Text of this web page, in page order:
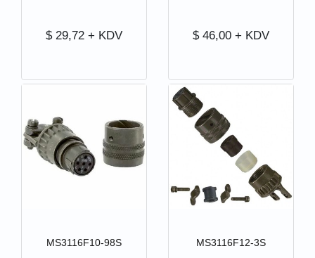
$ 29,72 + KDV $ 46,00 + KDV
MS3116F10-98S MS3116F12-3S